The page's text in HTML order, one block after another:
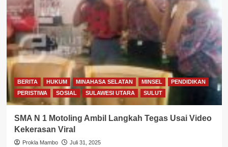
BERITA HUKUM MINAHASA SELATAN MINSEL
PENDIDIKAN
PERISTIWA
SOSIAL SULAWESI UTARA SULUT
SMA N 1 Motoling Ambil Langkah Tegas Usai Video
Kekerasan Viral
Prokla Mambo Juli 31, 2025